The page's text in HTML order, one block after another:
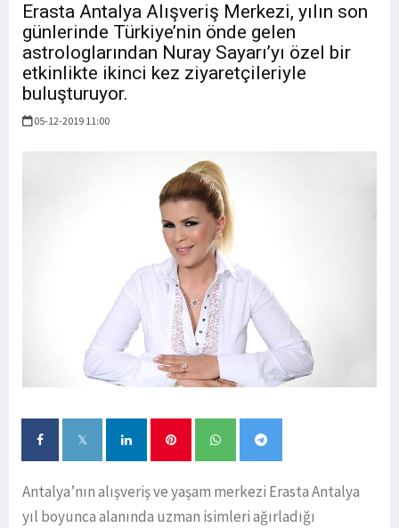
Erasta Antalya Alışveriş Merkezi, yılın son
günlerinde Türkiye’nin önde gelen
astrologlarından Nuray Sayarı’yı özel bir
etkinlikte ikinci kez ziyaretçileriyle
buluşturuyor.
05-12-2019 11:00
Antalya’nın alışveriş ve yaşam merkezi Erasta Antalya
yıl boyunca alanında uzman isimleri ağırladığı